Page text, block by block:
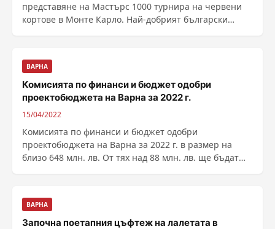
представяне на Мастърс 1000 турнира на червени
кортове в Монте Карло. Най-добрият български
ВАРНА
Комисията по финанси и бюджет одобри
проектобюджета на Варна за 2022 г.
15/04/2022
Комисията по финанси и бюджет одобри
проектобюджета на Варна за 2022 г. в размер на
близо 648 млн. лв. От тях над 88 млн. лв. ще бъдат
ВАРНА
Започна поетапния цъфтеж на лалетата в